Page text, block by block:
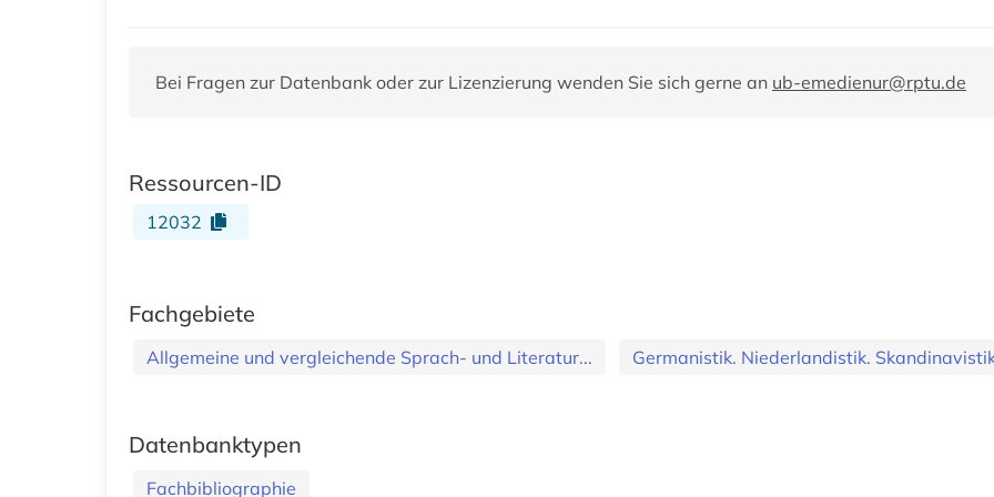
Bei Fragen zur Datenbank oder zur Lizenzierung wenden Sie sich gerne an ub-emedienur@rptu.de
Ressourcen-ID
12032
Fachgebiete
Allgemeine und vergleichende Sprach- und Literatur... Germanistik. Niederlandistik.
Datenbanktypen
Fachbibliographie